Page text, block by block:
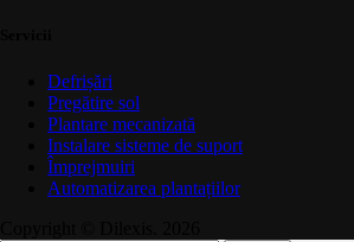
Defrișări
Pregătire sol
Plantare mecanizată
Instalare sisteme de suport
Împrejmuiri
Automatizarea plantațiilor